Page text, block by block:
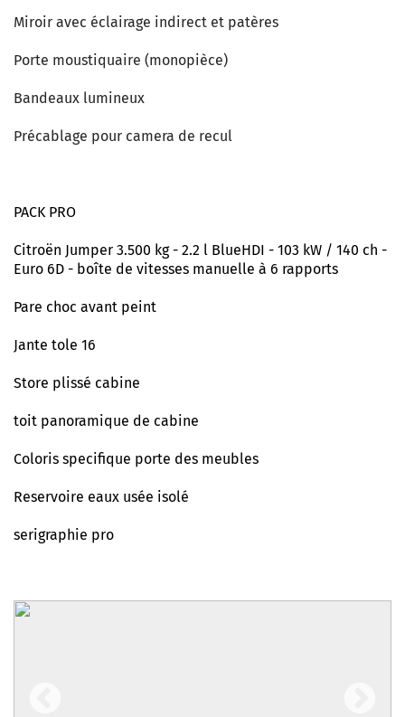
Miroir avec éclairage indirect et patères
Porte moustiquaire (monopièce)
Bandeaux lumineux
Précablage pour camera de recul
PACK PRO
Citroën Jumper 3.500 kg - 2.2 l BlueHDI - 103 kW / 140 ch -
Euro 6D - boîte de vitesses manuelle à 6 rapports
Pare choc avant peint
Jante tole 16
Store plissé cabine
toit panoramique de cabine
Coloris specifique porte des meubles
Reservoire eaux usée isolé
serigraphie pro